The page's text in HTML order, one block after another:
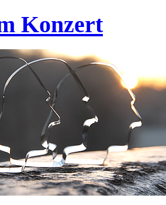
Konzert